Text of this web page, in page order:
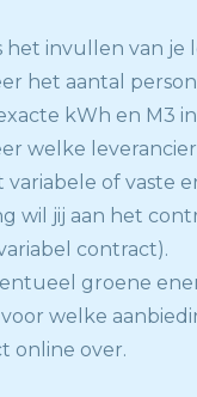
het invullen van je
het aantal
kWh en M3
welke
variabele of vaste
wil jij aan het
contract).
groene
welke
online over.